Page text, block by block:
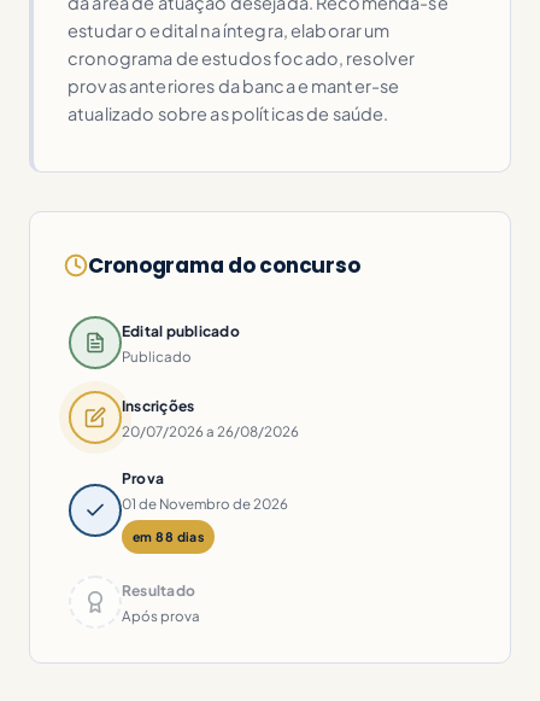
estudar o edital na íntegra, elaborar um
cronograma de estudos focado, resolver
provas anteriores da banca e manter-se
atualizado sobre as políticas de saúde.
Cronograma do concurso
Edital publicado
Publicado
Inscrições
20/07/2026 a 26/08/2026
Prova
01 de Novembro de 2026
em 88 dias
Resultado
Após prova